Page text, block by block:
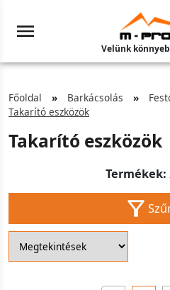
Velünk
Főoldal Barkácsolás
Takarító eszközök
Takarító eszközök
Termékek: